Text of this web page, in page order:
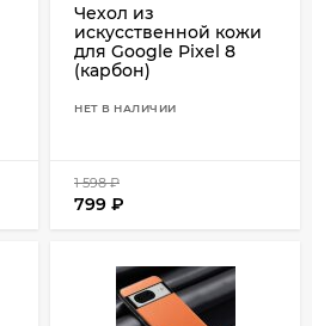
Чехол из
искусственной кожи
для Google Pixel 8
(карбон)
НЕТ В НАЛИЧИИ
1 598₽
799 ₽